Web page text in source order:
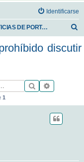
Identificarse
NOTICIAS DE PORTADA
s
discutir
Buscar
1